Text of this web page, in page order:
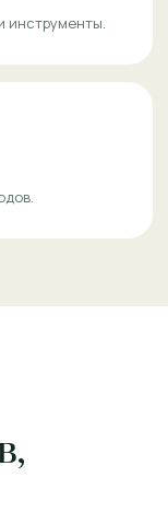
инструменты.